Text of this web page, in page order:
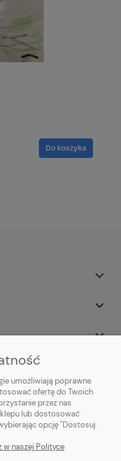
Do koszyka
Miedzechów 12A, 05-604
sad.pl Tel: 518 419 813 |
umożliwiają poprawne
ofertę do Twoich
przez nas
lub dostosować
opcję "Dostosuj
naszej Polityce